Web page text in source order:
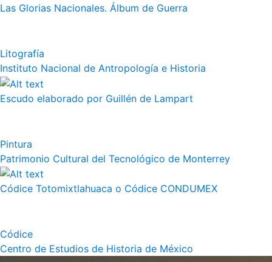
Las Glorias Nacionales. Álbum de Guerra
Litografía
Instituto Nacional de Antropología e Historia
Escudo elaborado por Guillén de Lampart
Pintura
Patrimonio Cultural del Tecnológico de Monterrey
Códice Totomixtlahuaca o Códice CONDUMEX
Códice
Centro de Estudios de Historia de México